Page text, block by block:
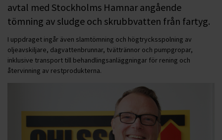
avtal med Stockholms Hamnar angående
tömning av sludge och skrubbvatten från fartyg.
I uppdraget ingår även slamtömning och högtrycksspolning av
oljeavskiljare, dagvattenbrunnar, tvättrännor och pumpgropar,
inklusive transport till behandlingsanläggningar för rening och
återvinning av restprodukterna.